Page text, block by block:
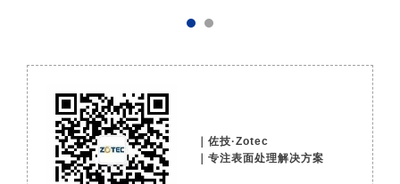
｜佐技·Zotec
｜专注表面处理解决方案